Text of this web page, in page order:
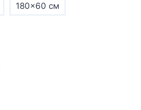
180×60 см